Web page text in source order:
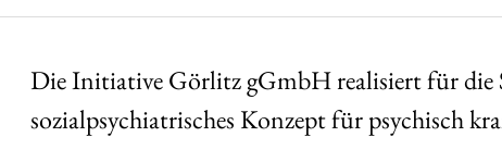
Die Initiative Görlitz gGmbH realisiert für
sozialpsychiatrisches Konzept für psychisch